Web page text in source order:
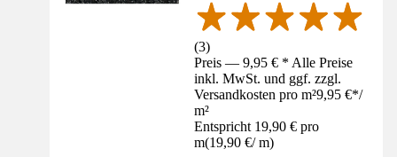
(3)
Preis — 9,95 € * Alle Preise
inkl. MwSt. und ggf. zzgl.
Versandkosten pro m²9,95 €*/
m²
Entspricht 19,90 € pro
m(19,90 €/ m)